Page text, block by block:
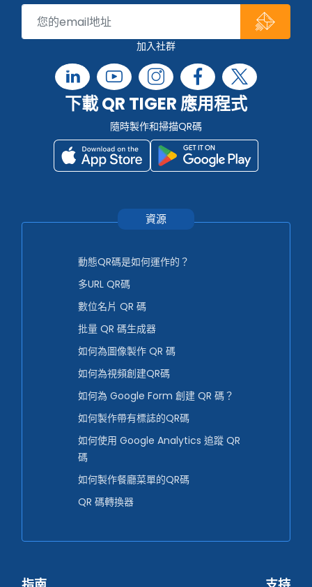
加入社群
下載 QR TIGER 應用程式
隨時製作和掃描QR碼
資源
動態QR碼是如何運作的？
多URL QR碼
數位名片 QR 碼
批量 QR 碼生成器
如何為圖像製作 QR 碼
如何為視頻創建QR碼
如何為 Google Form 創建 QR 碼？
如何製作帶有標誌的QR碼
如何使用 Google Analytics 追蹤 QR
碼
如何製作餐廳菜單的QR碼
QR 碼轉換器